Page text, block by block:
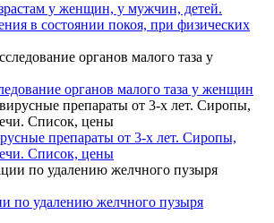
у женщин, у мужчин, детей.
в состоянии покоя, при физических
органов малого таза у женщин
препараты от 3-х лет. Сиропы,
Список, цены
по удалению желчного пузыря